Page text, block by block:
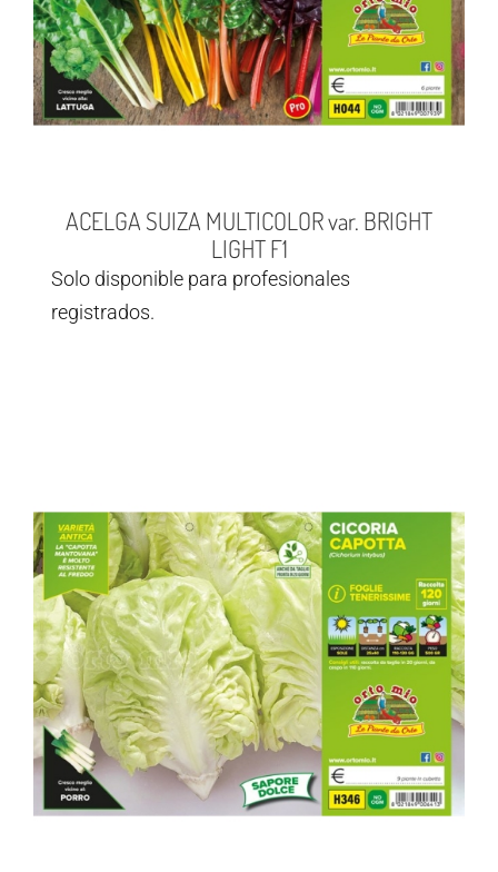
ACELGA SUIZA MULTICOLOR var. BRIGHT
LIGHT F1
Solo disponible para profesionales
registrados.